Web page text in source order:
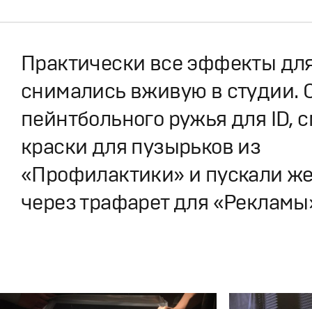
Практически все эффекты
снимались вживую в студии.
пейнтбольного ружья для ID,
краски для пузырьков из
«Профилактики» и пускали
через трафарет для